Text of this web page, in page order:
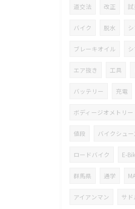
道交法 改正 試
バイク 脱水
ブレーキオイル
エア抜き 工具
バッテリー 充電
ボディージオメトリー
値段 バイクシュー
ロードバイク E-
群馬県 通学
アイアンマン サド